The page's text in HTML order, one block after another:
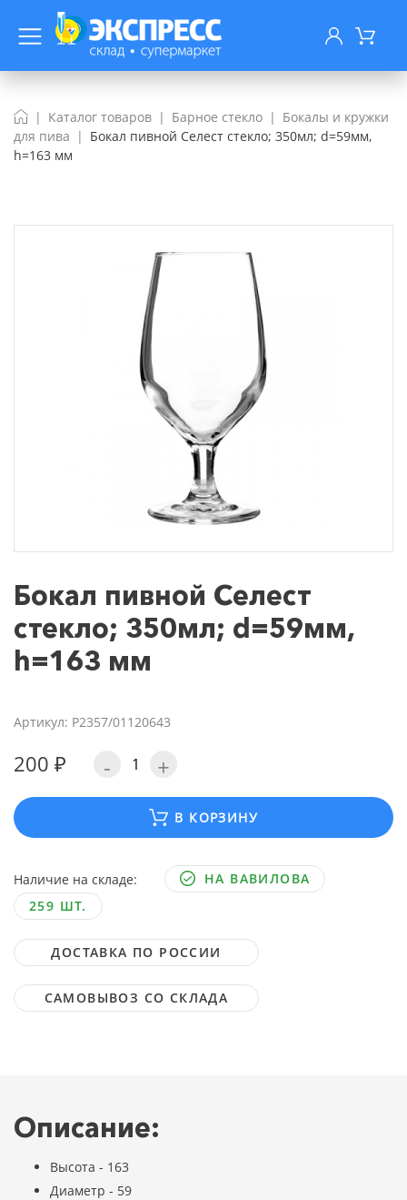
Каталог товаров Барное стекло
Бокалы и кружки
для пива
Бокал пивной Селест стекло; 350мл; d=59мм,
h=163 мм
Бокал пивной Селест
стекло; 350мл; d=59мм,
h=163 мм
Артикул: P2357/01120643
200 ₽ - +
В КОРЗИНУ
Наличие на складе:
НА ВАВИЛОВА
259 ШТ.
ДОСТАВКА ПО РОССИИ
САМОВЫВОЗ СО СКЛАДА
Описание:
Высота - 163
Диаметр - 59